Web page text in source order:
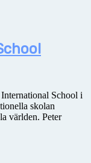
School i
skolan
världen. Peter